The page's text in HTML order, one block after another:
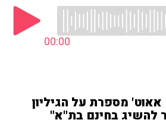
00:00
מספרת על הגיליון
בחינם בת"א"